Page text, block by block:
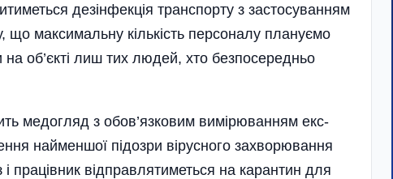
дезінфекція транспорту з застосуванням
що максимальну кількість персоналу плануємо
об’єкті лиш тих людей, хто безпосередньо
медогляд з обов’язковим вимірюванням ек­с­
найменшої підозри вірусного захворювання
працівник відправлятиметься на карантин для